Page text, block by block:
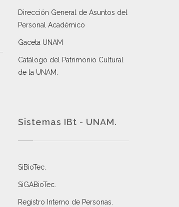
Dirección General de Asuntos del
Personal Académico
Gaceta UNAM
Catálogo del Patrimonio Cultural
de la UNAM.
Sistemas IBt - UNAM.
SiBioTec
SiGABioTec.
Registro Interno de Personas